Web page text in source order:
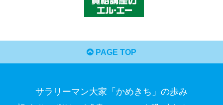
PAGE TOP
サラリーマン大家「かめきち」の歩み